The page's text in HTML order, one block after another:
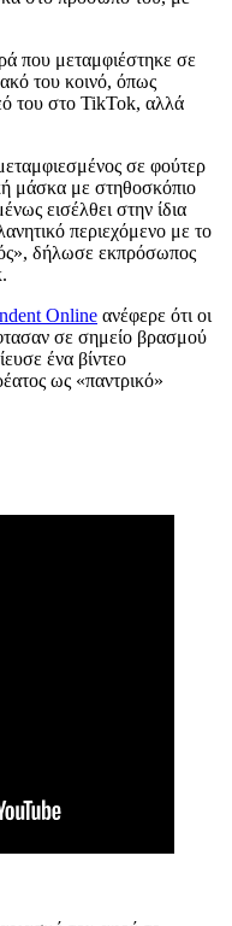
που μεταμφιέστηκε σε
του κοινό, όπως
του στο TikTok, αλλά
σε φούτερ
μάσκα με στηθοσκόπιο
εισέλθει στην ίδια
περιεχόμενο με το
δήλωσε εκπρόσωπος
Online ανέφερε ότι οι
σε σημείο βρασμού
ένα βίντεο
ως «παντρικό»